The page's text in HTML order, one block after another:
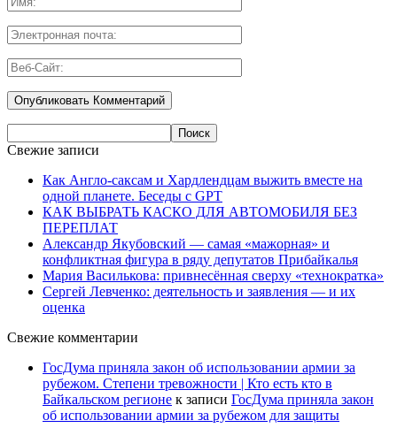
Свежие записи
Как Англо-саксам и Хардлендцам выжить вместе на
одной планете. Беседы с GPT
КАК ВЫБРАТЬ КАСКО ДЛЯ АВТОМОБИЛЯ БЕЗ
ПЕРЕПЛАТ
Александр Якубовский — самая «мажорная» и
конфликтная фигура в ряду депутатов Прибайкалья
Мария Василькова: привнесённая сверху «технократка»
Сергей Левченко: деятельность и заявления — и их
оценка
Свежие комментарии
ГосДума приняла закон об использовании армии за
рубежом. Степени тревожности | Кто есть кто в
Байкальском регионе к записи ГосДума приняла закон
об использовании армии за рубежом для защиты